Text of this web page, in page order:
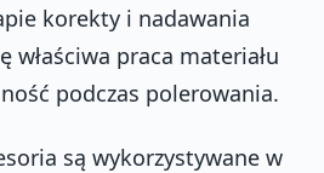
korekty i nadawania
właściwa praca materiału
podczas polerowania.
są wykorzystywane w